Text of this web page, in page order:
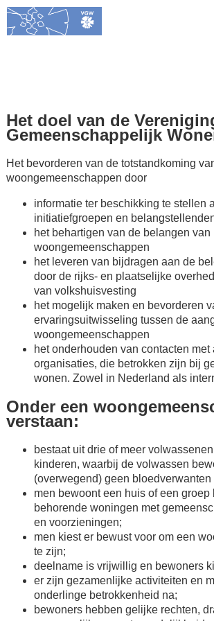
Het doel van de
Gemeenschappelijk
Het bevorderen van de totstandkoming
woongemeenschappen door
informatie ter beschikking te stellen
initiatiefgroepen en
het behartigen van de belangen van
woongemeenschappen
het leveren van bijdragen aan de
door de rijks- en plaatselijke
van volkshuisvesting
het mogelijk maken en bevorderen
ervaringsuitwisseling tussen de
woongemeenschappen
het onderhouden van contacten met
organisaties, die betrokken zijn bij
wonen. Zowel in Nederland als
Onder een
verstaan:
bestaat uit drie of meer
kinderen, waarbij de volwassen
(overwegend) geen bloedverwanten
men bewoont een huis of een groep
behorende woningen met
en voorzieningen;
men kiest er bewust voor om een
te zijn;
deelname is vrijwillig en bewoners
er zijn gezamenlijke activiteiten en
onderlinge betrokkenheid na;
bewoners hebben gelijke rechten,